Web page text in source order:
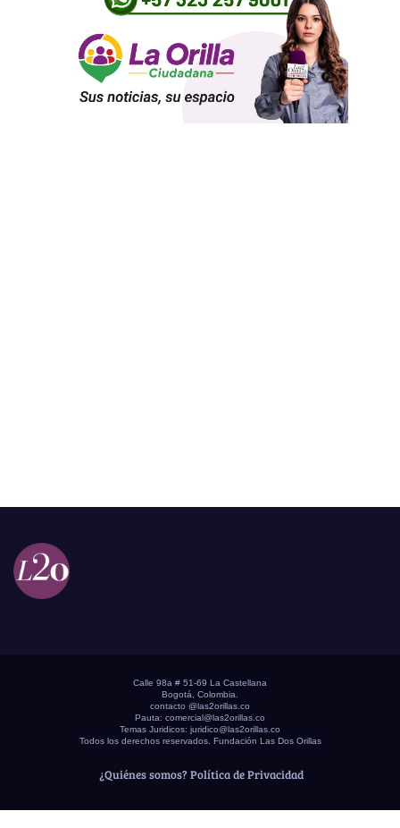
Calle 98a # 51-69 La Castellana
Bogotá, Colombia.
contacto @las2orillas.co
Pauta: comercial@las2orillas.co
Temas Juridicos: juridico@las2orillas.co
Todos los derechos reservados. Fundación Las Dos Orillas
¿Quiénes somos? Política de Privacidad